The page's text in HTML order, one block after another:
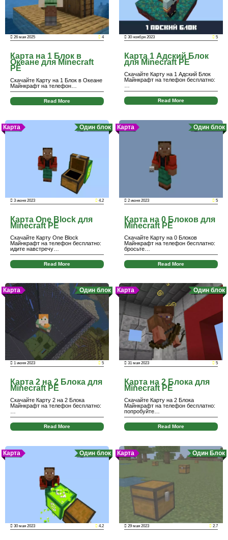
26 мая 2025 4
Карта на 1 Блок в
Океане для Minecraft
PE
Скачайте Карту на 1 Блок в Океане
Майнкрафт на телефон…
Read More
30 ноября 2023 5
Карта 1 Адский Блок
для Minecraft PE
Скачайте Карту на 1 Адский Блок
Майнкрафт на телефон бесплатно:
Read More
Карта Один блок
3 июня 2023 4.2
Карта One Block для
Minecraft PE
Скачайте Карту One Block
Майнкрафт на телефон бесплатно:
идите навстречу…
Read More
Карта Один блок
2 июня 2023 5
Карта на 0 Блоков для
Minecraft PE
Скачайте Карту на 0 Блоков
Майнкрафт на телефон бесплатно:
бросьте…
Read More
Карта Один блок
1 июня 2023 5
Карта 2 на 2 Блока для
Minecraft PE
Скачайте Карту 2 на 2 Блока
Майнкрафт на телефон бесплатно:
…
Read More
Карта Один блок
31 мая 2023 5
Карта на 2 Блока для
Minecraft PE
Скачайте Карту на 2 Блока
Майнкрафт на телефон бесплатно:
попробуйте…
Read More
Карта Один блок
30 мая 2023 4.2
Карта Один Блок
29 мая 2023 2.7